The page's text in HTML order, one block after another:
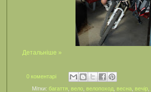
Детальніше »
0 коментарі
Мітки: багаття вело, велопоход, весна вечір,